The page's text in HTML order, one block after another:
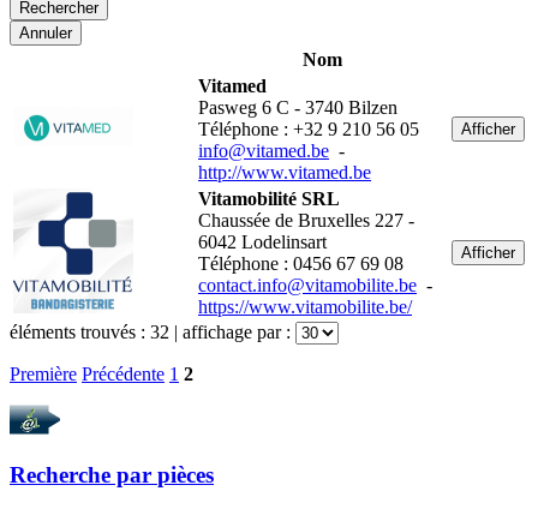
Annuler
Nom
Vitamed
Pasweg 6 C - 3740 Bilzen
Téléphone : +32 9 210 56 05
info@vitamed.be -
http://www.vitamed.be
Afficher
Vitamobilité SRL
Chaussée de Bruxelles 227 -
6042 Lodelinsart
Téléphone : 0456 67 69 08
contact.info@vitamobilite.be -
https://www.vitamobilite.be/
Afficher
éléments trouvés : 32 | affichage par :
Première Précédente 1 2
Recherche par pièces